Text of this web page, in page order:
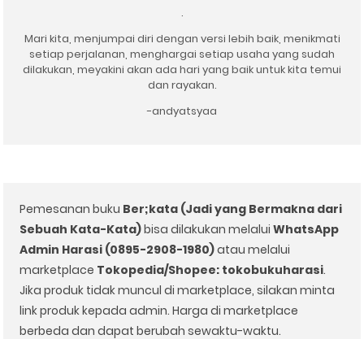
.
Mari kita, menjumpai diri dengan versi lebih baik, menikmati
setiap perjalanan, menghargai setiap usaha yang sudah
dilakukan, meyakini akan ada hari yang baik untuk kita temui
dan rayakan.
-andyatsyaa
Pemesanan buku Ber;kata (Jadi yang Bermakna dari
Sebuah Kata-Kata)bisa dilakukan melaluiWhatsApp
Admin Harasi (0895-2908-1980)atau melalui
marketplace Tokopedia/Shopee: tokobukuharasi.
Jika produk tidak muncul di marketplace, silakan minta
link produk kepada admin. Harga di marketplace
berbeda dan dapat berubah sewaktu-waktu.